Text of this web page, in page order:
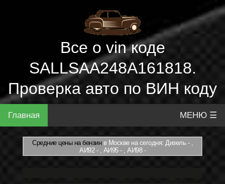
Все о vin коде
SALLSAA248A161818.
Проверка авто по ВИН коду
Главная МЕНЮ ☰
Средние цены на бензинв Москве на сегодня: Дизель - ,
АИ92 - , АИ95 - , АИ98 -